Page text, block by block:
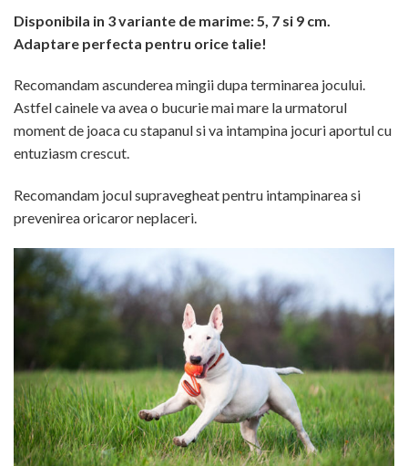
Disponibila in 3 variante de marime: 5, 7 si 9 cm.
Adaptare perfecta pentru orice talie!
Recomandam ascunderea mingii dupa terminarea jocului.
Astfel cainele va avea o bucurie mai mare la urmatorul
moment de joaca cu stapanul si va intampina jocuri aportul cu
entuziasm crescut.
Recomandam jocul supravegheat pentru intampinarea si
prevenirea oricaror neplaceri.